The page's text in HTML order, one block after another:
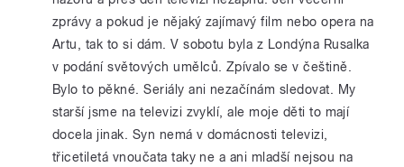
zprávy a pokud je nějaký zajímavý film nebo opera na
Artu, tak to si dám. V sobotu byla z Londýna Rusalka
v podání světových umělců. Zpívalo se v češtině.
Bylo to pěkné. Seriály ani nezačínám sledovat. My
starší jsme na televizi zvyklí, ale moje děti to mají
docela jinak. Syn nemá v domácnosti televizi,
třicetiletá vnoučata taky ne a ani mladší nejsou na